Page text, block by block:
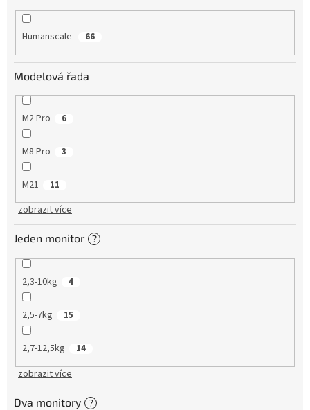
Humanscale 66
Modelová řada
M2 Pro 6
M8 Pro 3
M21 11
zobrazit více
Jeden monitor ?
2,3-10kg 4
2,5-7kg 15
2,7-12,5kg 14
zobrazit více
Dva monitory ?